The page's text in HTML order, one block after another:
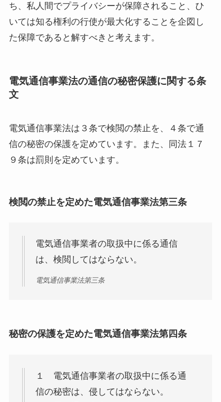
ち、私人間でプライバシーが保障されること、ひ
いては知る権利の行使が最大化することを企図し
た保障であると解すべきと考えます。
電気通信事業法の通信の秘密保護に関する条
文
電気通信事業法は３条で検閲の禁止を、４条で通
信の秘密の保護を定めています。また、同法１７
９条は罰則を定めています。
検閲の禁止を定めた電気通信事業法第三条
電気通信事業者の取扱中に係る通信
は、検閲してはならない。
電気通信事業法第三条
秘密の保護を定めた電気通信事業法第四条
１ 電気通信事業者の取扱中に係る通
信の秘密は、侵してはならない。